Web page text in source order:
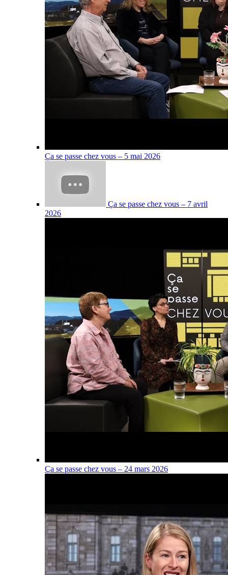
Ça se passe chez vous – 5 mai 2026
Ça se passe chez vous – 7 avril
2026
Ça se passe chez vous – 24 mars 2026